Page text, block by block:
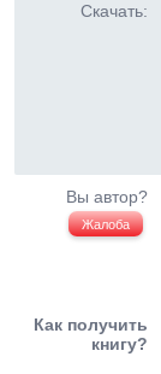
Скачать:
Вы автор?
Жалоба
Как получить
книгу?